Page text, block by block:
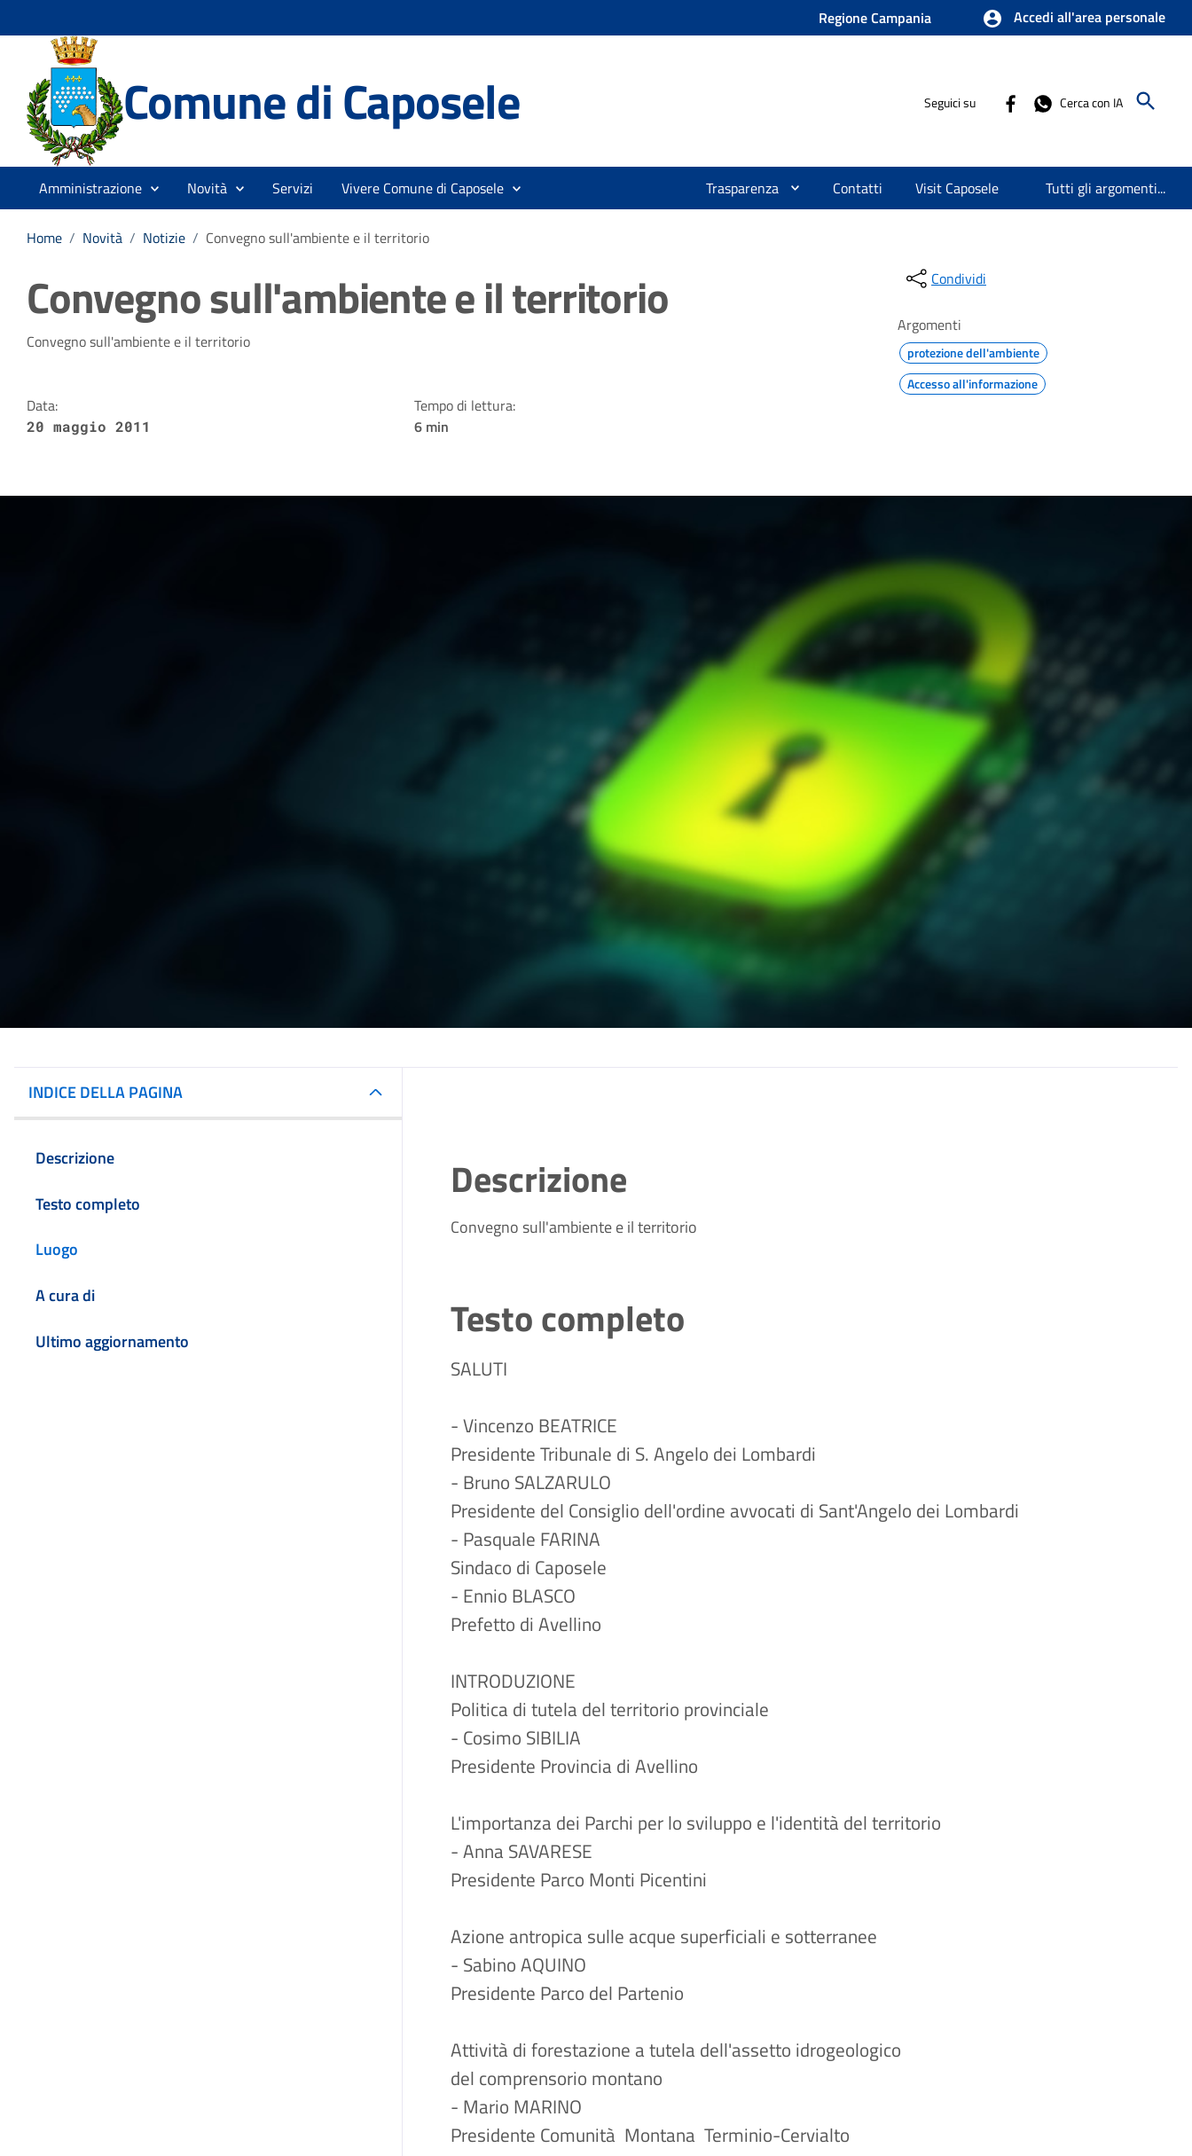
Regione Campania Accedi all'area personale
Comune di Caposele Seguici su Cerca con IA
Amministrazione Novità Servizi Vivere Comune di Caposele Trasparenza Contatti Visit Caposele Tutti gli argomenti...
Home / Novità / Notizie / Convegno sull'ambiente e il territorio
Convegno sull'ambiente e il territorio
Dettagli della notizia
Convegno sull'ambiente e il territorio
Data:
20 maggio 2011
Tempo di lettura:
6 min
Condividi
Argomenti
protezione dell'ambiente
Accesso all'informazione
INDICE DELLA PAGINA
Descrizione
Testo completo
Luogo
A cura di
Ultimo aggiornamento
Descrizione
Convegno sull'ambiente e il territorio
Testo completo
SALUTI
- Vincenzo BEATRICE
Presidente Tribunale di S. Angelo dei Lombardi
- Bruno SALZARULO
Presidente del Consiglio dell'ordine avvocati di Sant'Angelo dei Lombardi
- Pasquale FARINA
Sindaco di Caposele
- Ennio BLASCO
Prefetto di Avellino
INTRODUZIONE
Politica di tutela del territorio provinciale
- Cosimo SIBILIA
Presidente Provincia di Avellino
L'importanza dei Parchi per lo sviluppo e l'identità del territorio
- Anna SAVARESE
Presidente Parco Monti Picentini
Azione antropica sulle acque superficiali e sotterranee
- Sabino AQUINO
Presidente Parco del Partenio
Attività di forestazione a tutela dell'assetto idrogeologico
del comprensorio montano
- Mario MARINO
Presidente Comunità Montana Terminio-Cervialto